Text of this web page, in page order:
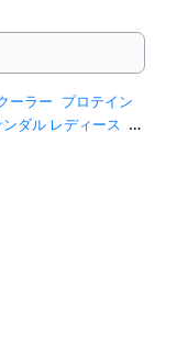
ーラー プロテイン
ダル レディース ス